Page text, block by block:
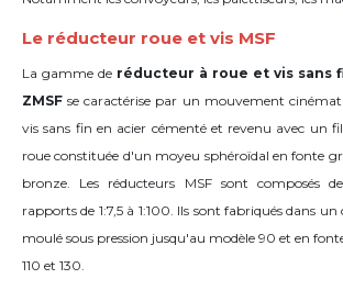
Le réducteur roue et vis MSF
La gamme de réducteur à roue et vis sans
ZMSFse caractérise par un mouvement
vis sans fin en acier cémenté et revenu avec un
roue constituée d'un moyeu sphéroïdal en fonte
bronze. Les réducteurs MSF sont composés
rapports de 1:7,5 à 1:100. Ils sont fabriqués dans
moulé sous pression jusqu'au modèle 90 et en
110 et 130.